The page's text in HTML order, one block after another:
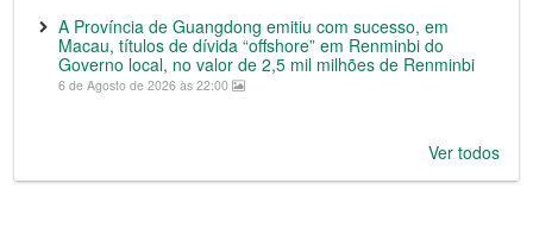
A Província de Guangdong emitiu com sucesso, em
Macau, títulos de dívida “offshore” em Renminbi do
Governo local, no valor de 2,5 mil milhões de Renminbi
6 de Agosto de 2026 às 22:00
Ver todos